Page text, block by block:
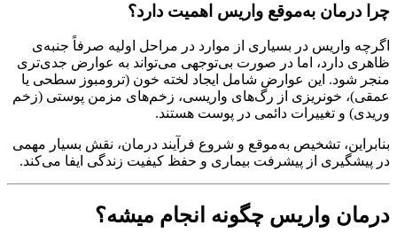
چرا درمان به‌موقع واریس اهمیت دارد؟
اگرچه واریس در بسیاری از موارد در مراحل اولیه صرفاً جنبه‌ی
ظاهری دارد، اما در صورت بی‌توجهی می‌تواند به عوارض جدی‌تری
منجر شود. این عوارض شامل ایجاد لخته خون (ترومبوز سطحی یا
عمقی)، خونریزی از رگ‌های واریسی، زخم‌های مزمن پوستی (زخم
وریدی) و تغییرات دائمی در پوست هستند.
بنابراین، تشخیص به‌موقع و شروع فرآیند درمان، نقش بسیار مهمی
در پیشگیری از پیشرفت بیماری و حفظ کیفیت زندگی ایفا می‌کند.
درمان واریس چگونه انجام میشه؟